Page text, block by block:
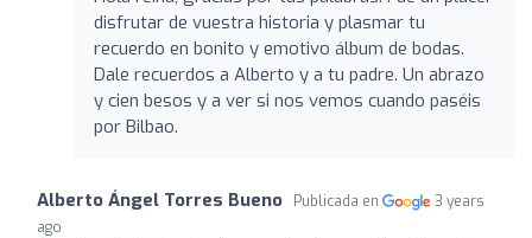
disfrutar de vuestra historia y plasmar tu
recuerdo en bonito y emotivo álbum de bodas.
Dale recuerdos a Alberto y a tu padre. Un abrazo
y cien besos y a ver si nos vemos cuando paséis
por Bilbao.
Alberto Ángel Torres Bueno Publicada en
3 years
ago